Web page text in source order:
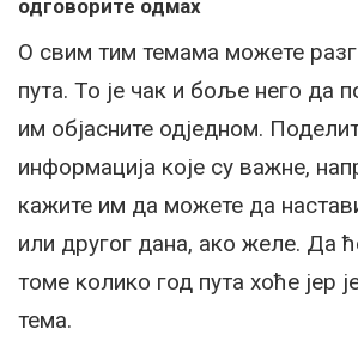
одговорите одмах
О свим тим темама можете
пута. То је чак и боље него да
им објасните одједном.
информација које су важне,
кажите им да можете да
или другог дана, ако желе. Да
томе колико год пута хоће јер
тема.